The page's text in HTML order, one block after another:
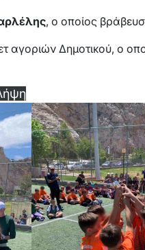
, ο οποίος
αγοριών Δημοτικού, ο